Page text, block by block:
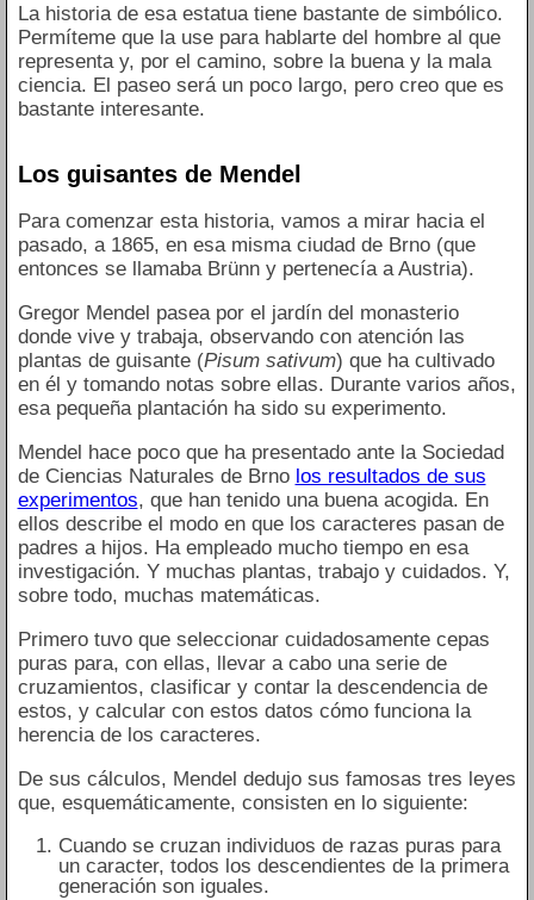
La historia de esa estatua tiene bastante de simbólico.
Permíteme que la use para hablarte del hombre al que
representa y, por el camino, sobre la buena y la mala
ciencia. El paseo será un poco largo, pero creo que es
bastante interesante.
Los guisantes de Mendel
Para comenzar esta historia, vamos a mirar hacia el
pasado, a 1865, en esa misma ciudad de Brno (que
entonces se llamaba Brünn y pertenecía a Austria).
Gregor Mendel pasea por el jardín del monasterio
donde vive y trabaja, observando con atención las
plantas de guisante (Pisum sativum) que ha cultivado
en él y tomando notas sobre ellas. Durante varios años,
esa pequeña plantación ha sido su experimento.
Mendel hace poco que ha presentado ante la Sociedad
de Ciencias Naturales de Brno los resultados de sus
experimentos, que han tenido una buena acogida. En
ellos describe el modo en que los caracteres pasan de
padres a hijos. Ha empleado mucho tiempo en esa
investigación. Y muchas plantas, trabajo y cuidados. Y,
sobre todo, muchas matemáticas.
Primero tuvo que seleccionar cuidadosamente cepas
puras para, con ellas, llevar a cabo una serie de
cruzamientos, clasificar y contar la descendencia de
estos, y calcular con estos datos cómo funciona la
herencia de los caracteres.
De sus cálculos, Mendel dedujo sus famosas tres leyes
que, esquemáticamente, consisten en lo siguiente:
Cuando se cruzan individuos de razas puras para
un caracter, todos los descendientes de la primera
generación son iguales.